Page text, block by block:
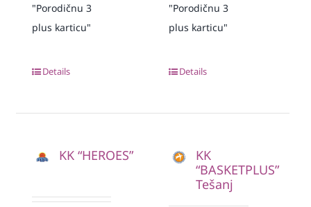
"Porodičnu 3
plus karticu"
Details
"Porodičnu 3
plus karticu"
Details
KK “HEROES”
KK
“BASKETPLUS”
Tešanj